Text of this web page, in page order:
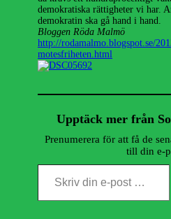
demokratiska rättigheter vi har.
demokratin ska gå hand i hand.
Bloggen Röda Malmö
http://rodamalmo.blogspot.se/
motesfriheten.html
Upptäck mer från
Prenumerera för att få de
till din e-
Skriv din e-post …